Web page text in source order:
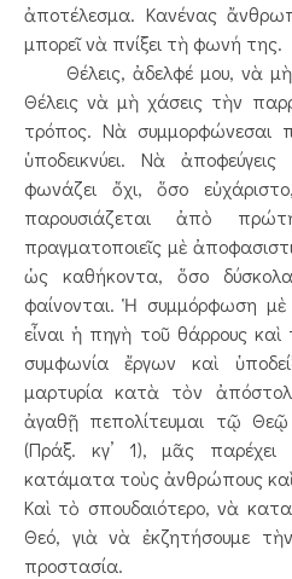
ἀποτέλεσμα. Κανένας
μπορεῖ νὰ πνίξει τὴ φωνή της.
Θέλεις, ἀδελφέ μου, νὰ μὴ
Θέλεις νὰ μὴ χάσεις τὴν
τρόπος. Νὰ συμμορφώνεσαι
ὑποδεικνύει. Νὰ
φωνάζει ὄχι, ὅσο
παρουσιάζεται ἀπὸ
πραγματοποιεῖς μὲ
ὡς καθήκοντα, ὅσο
φαίνονται. Ἡ συμμόρφωση
εἶναι ἡ πηγὴ τοῦ θάρρους
συμφωνία ἔργων καὶ
μαρτυρία κατὰ τὸν
ἀγαθῇ πεπολίτευμαι τῷ
(Πράξ. κγ’ 1), μᾶς παρέχει
κατάματα τοὺς ἀνθρώπους
Καὶ τὸ σπουδαιότερο, νὰ
Θεό, γιὰ νὰ ἐκζητήσουμε
προστασία.